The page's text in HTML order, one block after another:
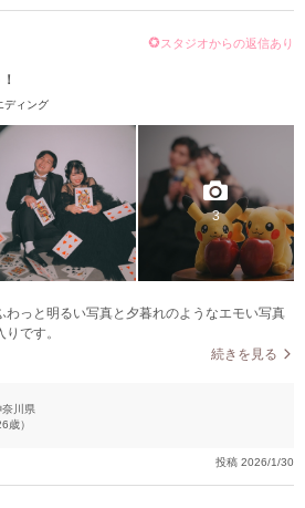
スタジオからの返信あり
ディング
3
わっと明るい写真と夕暮れのようなエモい写真
です。
続きを見る
奈川県
歳）
投稿 2026/1/30